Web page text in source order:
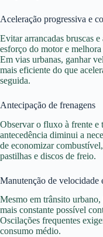
Aceleração progressiva e
Evitar arrancadas bruscas
esforço do motor e
Em vias urbanas, ganhar
mais eficiente do que
seguida.
Antecipação de frenagens
Observar o fluxo à frente e
antecedência diminui a
de economizar
pastilhas e discos de freio.
Manutenção de velocidade
Mesmo em trânsito
mais constante possível
Oscilações frequentes
consumo médio.